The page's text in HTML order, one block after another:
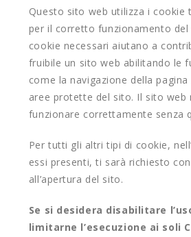
Questo sito web utilizza i cookie
per il corretto funzionamento del
cookie necessari aiutano a
fruibile un sito web abilitando le
come la navigazione della pagina
aree protette del sito. Il sito web
funzionare correttamente senza
Per tutti gli altri tipi di cookie,
essi presenti, ti sarà richiesto
all’apertura del sito.
Se si desidera disabilitare
limitarne l’esecuzione ai soli